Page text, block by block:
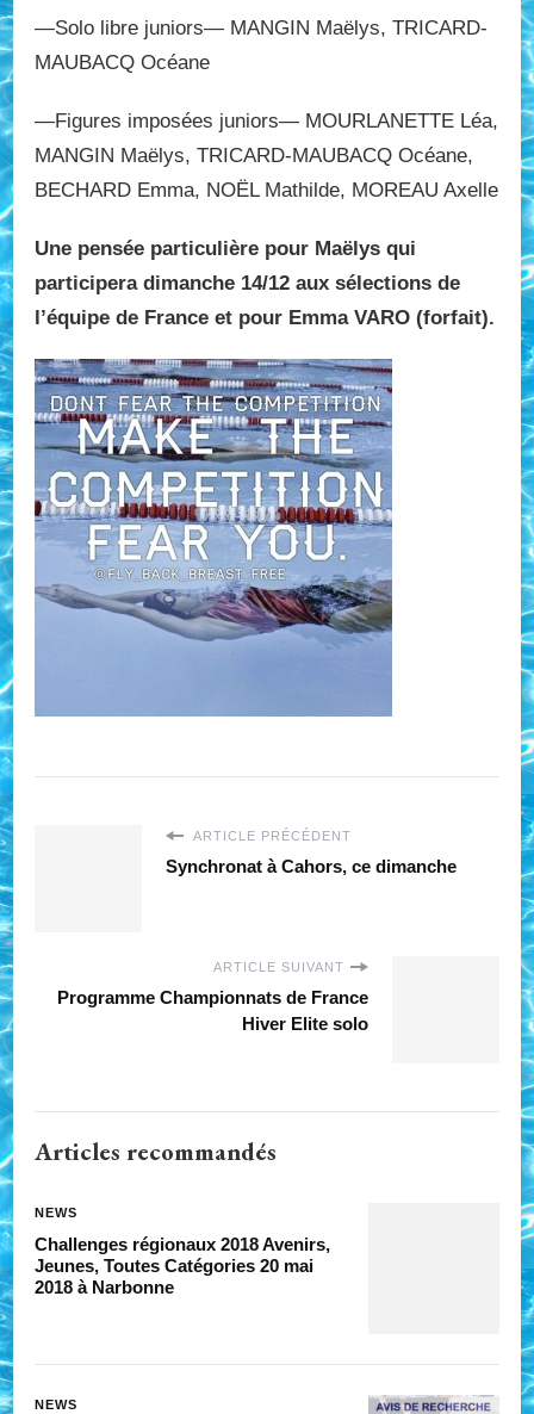
—Solo libre juniors— MANGIN Maëlys, TRICARD-
MAUBACQ Océane
—Figures imposées juniors— MOURLANETTE Léa,
MANGIN Maëlys, TRICARD-MAUBACQ Océane,
BECHARD Emma, NOËL Mathilde, MOREAU Axelle
Une pensée particulière pour Maëlys qui
participera dimanche 14/12 aux sélections de
l’équipe de France et pour Emma VARO (forfait).
ARTICLE PRÉCÉDENT
Synchronat à Cahors, ce dimanche
ARTICLE SUIVANT
Programme Championnats de France
Hiver Elite solo
Articles recommandés
NEWS
Challenges régionaux 2018 Avenirs,
Jeunes, Toutes Catégories 20 mai
2018 à Narbonne
NEWS